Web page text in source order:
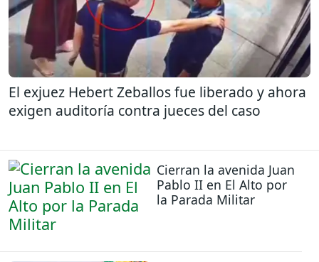
El exjuez Hebert Zeballos fue liberado y ahora
exigen auditoría contra jueces del caso
Cierran la avenida Juan
Pablo II en El Alto por
la Parada Militar